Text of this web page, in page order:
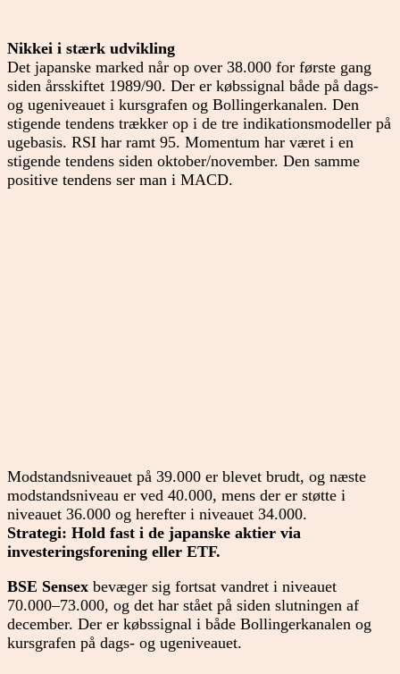
Nikkei i stærk udvikling
Det japanske marked når op over 38.000 for første gang
siden årsskiftet 1989/90. Der er købssignal både på dags-
og ugeniveauet i kursgrafen og Bollingerkanalen. Den
stigende tendens trækker op i de tre indikationsmodeller på
ugebasis. RSI har ramt 95. Momentum har været i en
stigende tendens siden oktober/november. Den samme
positive tendens ser man i MACD.
Modstandsniveauet på 39.000 er blevet brudt, og næste
modstandsniveau er ved 40.000, mens der er støtte i
niveauet 36.000 og herefter i niveauet 34.000.
Strategi: Hold fast i de japanske aktier via
investeringsforening eller ETF.
BSE Sensex bevæger sig fortsat vandret i niveauet
70.000–73.000, og det har stået på siden slutningen af
december. Der er købssignal i både Bollingerkanalen og
kursgrafen på dags- og ugeniveauet.